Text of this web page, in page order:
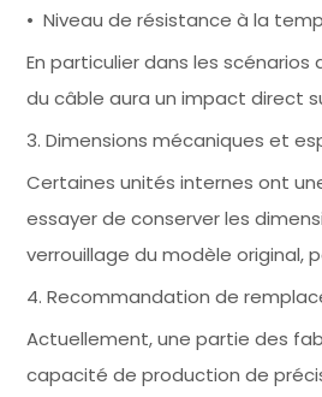
• Niveau de résistance à la
En particulier dans les
du câble aura un impact direct
3. Dimensions mécaniques et
Certaines unités internes ont
essayer de conserver les
verrouillage du modèle original,
4. Recommandation de
Actuellement, une partie des
capacité de production de